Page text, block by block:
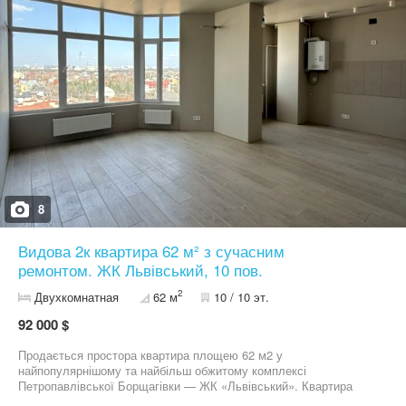
будматеріали, меблі, побутову техніку, інструменти, товари для
саду, дому та інтер'єру, зокрема магазин електроніки
«Ельдорадо», ТЦ «Епіцентр К», магазини меблів «4ROOM» та
«Меблеве містечко», ТЦ «Діамант», ТЦ «БудМайдан»,
Шпалерний ринок тощо. Купити продукти недалеко від будинку
можна як у великих мережевих супермаркетах, так і в
маленьких магазинчиках. Неподалік розташовані також державні
й приватні заклади навчання й інші об’єкти соціальної та
комерційної інфраструктури. А для прогулянок поруч є затишний
парк із мальовничим озером.
8
Видова 2к квартира 62 м² з сучасним
ремонтом. ЖК Львівський, 10 пов.
Двухкомнатная 62 м2 10 / 10 эт.
92 000 $
Продається простора квартира площею 62 м2 у
найпопулярнішому та найбільш обжитому комплексі
Петропавлівської Борщагівки — ЖК «Львівський». Квартира